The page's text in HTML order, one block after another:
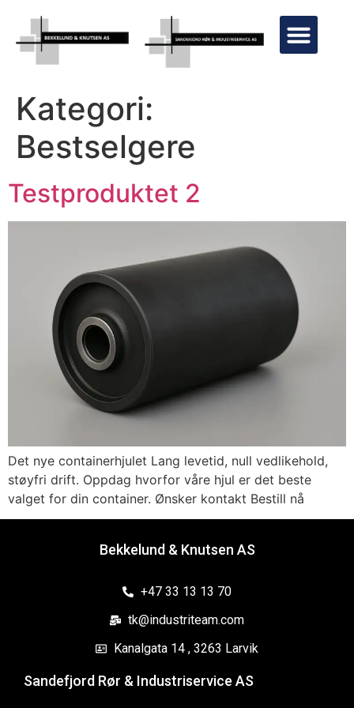
Kategori:
Bestselgere
Testproduktet 2
Det nye containerhjulet Lang levetid, null vedlikehold,
støyfri drift. Oppdag hvorfor våre hjul er det beste
valget for din container. Ønsker kontakt Bestill nå
Bekkelund & Knutsen AS
+47 33 13 13 70
tk@industriteam.com
Kanalgata 14 , 3263 Larvik
Sandefjord Rør & Industriservice AS